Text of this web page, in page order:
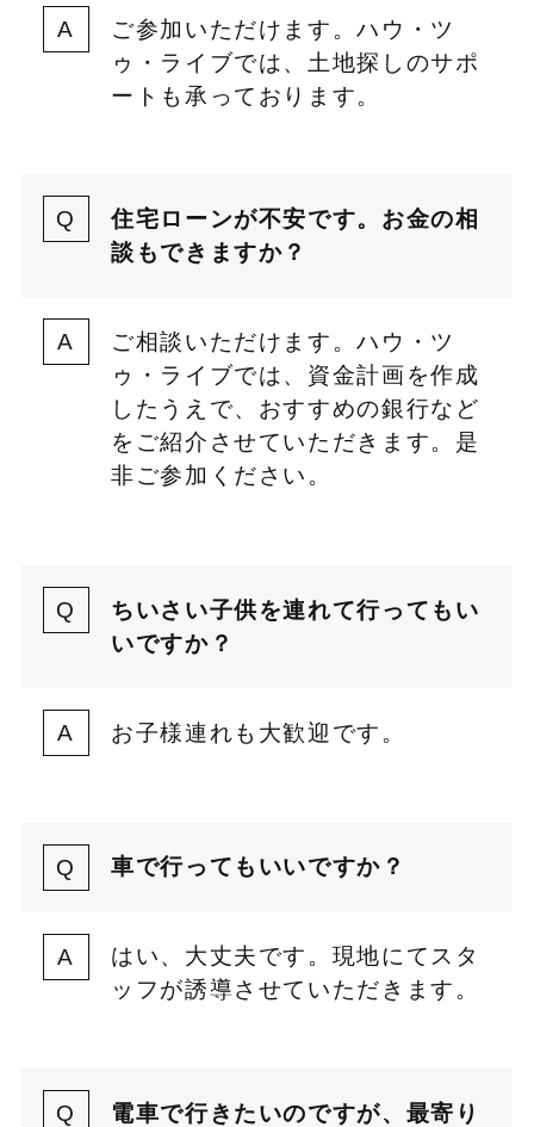
ご参加いただけます。ハウ・ツ
ゥ・ライブでは、土地探しのサポ
ートも承っております。
住宅ローンが不安です。お金の相
談もできますか？
ご相談いただけます。ハウ・ツ
ゥ・ライブでは、資金計画を作成
したうえで、おすすめの銀行など
をご紹介させていただきます。是
非ご参加ください。
ちいさい子供を連れて行ってもい
いですか？
お子様連れも大歓迎です。
車で行ってもいいですか？
はい、大丈夫です。現地にてスタ
ッフが誘導させていただきます。
電車で行きたいのですが、最寄り